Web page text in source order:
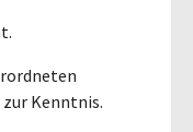
Kenntnis.